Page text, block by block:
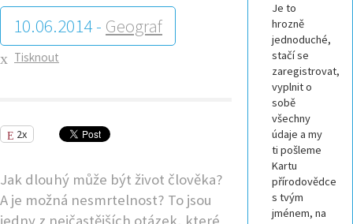
10.06.2014 - Geograf
Tisknout
2x
Jak dlouhý může být život člověka?
A je možná nesmrtelnost? To jsou
Je to
hrozně
jednoduché,
stačí se
zaregistrovat,
vyplnit o
sobě
všechny
údaje a my
ti pošleme
Kartu
přírodovědce
s tvým
jménem, na